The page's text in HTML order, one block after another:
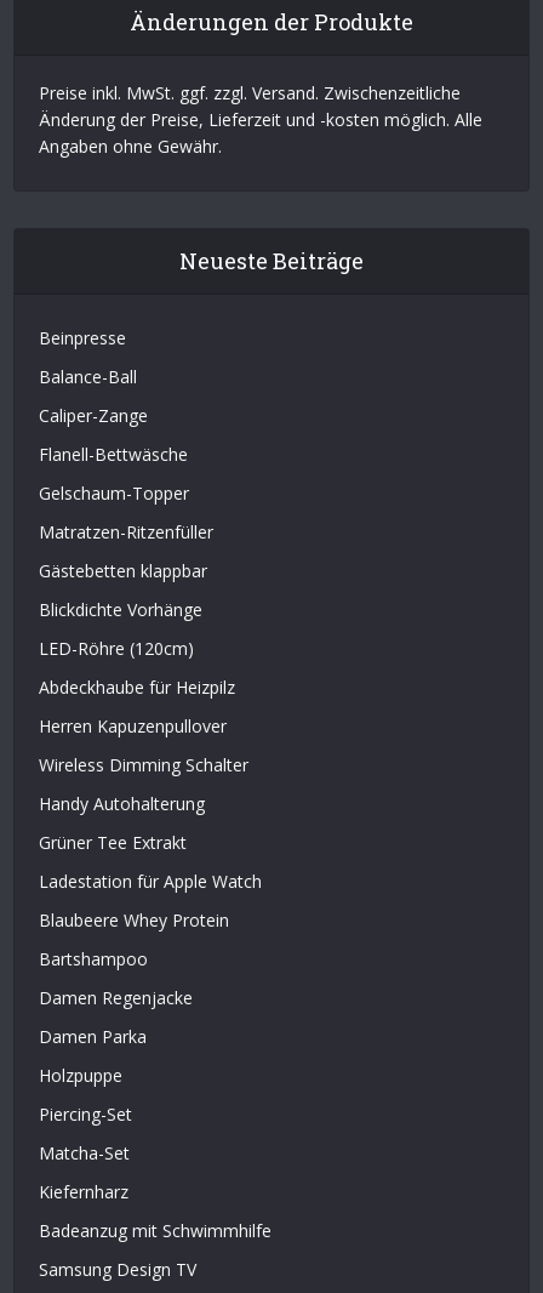
Änderungen der Produkte
Preise inkl. MwSt. ggf. zzgl. Versand. Zwischenzeitliche
Änderung der Preise, Lieferzeit und -kosten möglich. Alle
Angaben ohne Gewähr.
Neueste Beiträge
Beinpresse
Balance-Ball
Caliper-Zange
Flanell-Bettwäsche
Gelschaum-Topper
Matratzen-Ritzenfüller
Gästebetten klappbar
Blickdichte Vorhänge
LED-Röhre (120cm)
Abdeckhaube für Heizpilz
Herren Kapuzenpullover
Wireless Dimming Schalter
Handy Autohalterung
Grüner Tee Extrakt
Ladestation für Apple Watch
Blaubeere Whey Protein
Bartshampoo
Damen Regenjacke
Damen Parka
Holzpuppe
Piercing-Set
Matcha-Set
Kiefernharz
Badeanzug mit Schwimmhilfe
Samsung Design TV